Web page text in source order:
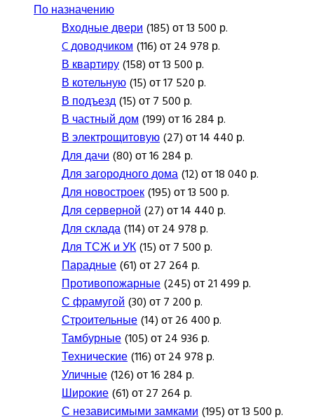
По назначению
Входные двери(185) от 13 500 р.
C доводчиком(116) от 24 978 р.
В квартиру(158) от 13 500 р.
В котельную(15) от 17 520 р.
В подъезд(15) от 7 500 р.
В частный дом(199) от 16 284 р.
В электрощитовую(27) от 14 440 р.
Для дачи(80) от 16 284 р.
Для загородного дома(12) от 18 040 р.
Для новостроек(195) от 13 500 р.
Для серверной(27) от 14 440 р.
Для склада(114) от 24 978 р.
Для ТСЖ и УК(15) от 7 500 р.
Парадные(61) от 27 264 р.
Противопожарные(245) от 21 499 р.
С фрамугой(30) от 7 200 р.
Строительные(14) от 26 400 р.
Тамбурные(105) от 24 936 р.
Технические(116) от 24 978 р.
Уличные(126) от 16 284 р.
Широкие(61) от 27 264 р.
С независимыми замками(195) от 13 500 р.